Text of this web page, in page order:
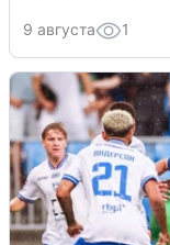
9 августа 1